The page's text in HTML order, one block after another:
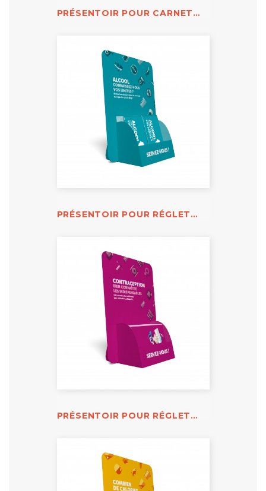
PRÉSENTOIR POUR CARNETS ET DÉPLIANTS DROGUES
PRÉSENTOIR POUR RÉGLETTE TAUX D'ALCOOL
PRÉSENTOIR POUR RÉGLETTE CONTRACEPTION